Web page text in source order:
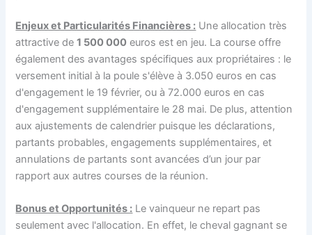
Enjeux et Particularités Financières : Une allocation très
attractive de1 500 000 euros est en jeu. La course offre
également des avantages spécifiques aux propriétaires : le
versement initial à la poule s'élève à 3.050 euros en cas
d'engagement le 19 février, ou à 72.000 euros en cas
d'engagement supplémentaire le 28 mai. De plus, attention
aux ajustements de calendrier puisque les déclarations,
partants probables, engagements supplémentaires, et
annulations de partants sont avancées d’un jour par
rapport aux autres courses de la réunion.
Bonus et Opportunités : Le vainqueur ne repart pas
seulement avec l'allocation. En effet, le cheval gagnant se